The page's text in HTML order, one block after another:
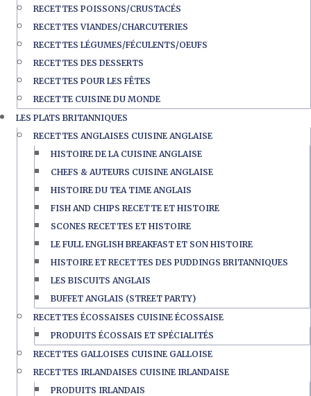
RECETTES POISSONS/CRUSTACÉS
RECETTES VIANDES/CHARCUTERIES
RECETTES LÉGUMES/FÉCULENTS/OEUFS
RECETTES DES DESSERTS
RECETTES POUR LES FÊTES
RECETTE CUISINE DU MONDE
LES PLATS BRITANNIQUES
RECETTES ANGLAISES CUISINE ANGLAISE
HISTOIRE DE LA CUISINE ANGLAISE
CHEFS & AUTEURS CUISINE ANGLAISE
HISTOIRE DU TEA TIME ANGLAIS
FISH AND CHIPS RECETTE ET HISTOIRE
SCONES RECETTES ET HISTOIRE
LE FULL ENGLISH BREAKFAST ET SON HISTOIRE
HISTOIRE ET RECETTES DES PUDDINGS BRITANNIQUES
LES BISCUITS ANGLAIS
BUFFET ANGLAIS (STREET PARTY)
RECETTES ÉCOSSAISES CUISINE ÉCOSSAISE
PRODUITS ÉCOSSAIS ET SPÉCIALITÉS
RECETTES GALLOISES CUISINE GALLOISE
RECETTES IRLANDAISES CUISINE IRLANDAISE
PRODUITS IRLANDAIS